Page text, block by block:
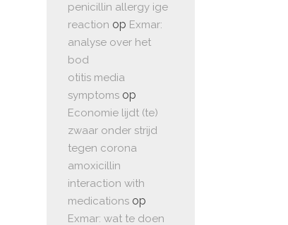
penicillin allergy ige
reaction op Exmar:
analyse over het
bod
otitis media
symptoms op
Economie lijdt (te)
zwaar onder strijd
tegen corona
amoxicillin
interaction with
medications op
Exmar: wat te doen